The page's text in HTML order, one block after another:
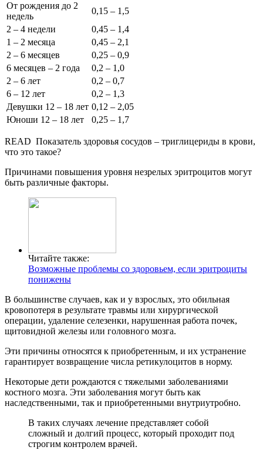
От рождения до 2
недель
0,15 – 1,5
2 – 4 недели
0,45 – 1,4
1 – 2 месяца
0,45 – 2,1
2 – 6 месяцев
0,25 – 0,9
6 месяцев – 2 года
0,2 – 1,0
2 – 6 лет
0,2 – 0,7
6 – 12 лет
0,2 – 1,3
Девушки 12 – 18 лет 0,12 – 2,05
Юноши 12 – 18 лет
0,25 – 1,7
READ Показатель здоровья сосудов – триглицериды в крови,
что это такое?
Причинами повышения уровня незрелых эритроцитов могут
быть различные факторы.
Читайте также:
Возможные проблемы со здоровьем, если эритроциты
понижены
В большинстве случаев, как и у взрослых, это обильная
кровопотеря в результате травмы или хирургической
операции, удаление селезенки, нарушенная работа почек,
щитовидной железы или головного мозга.
Эти причины относятся к приобретенным, и их устранение
гарантирует возвращение числа ретикулоцитов в норму.
Некоторые дети рождаются с тяжелыми заболеваниями
костного мозга. Эти заболевания могут быть как
наследственными, так и приобретенными внутриутробно.
В таких случаях лечение представляет собой
сложный и долгий процесс, который проходит под
строгим контролем врачей.